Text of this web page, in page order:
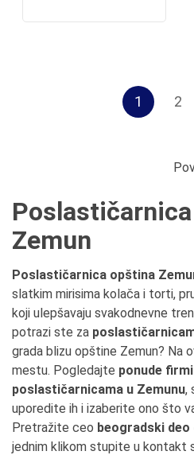
1 2
Zemun
Poslastičarnica opština
slatkim mirisima kolača i torti,
koji ulepšavaju svakodnevne
potrazi ste za
grada blizu opštine Zemun? Na
mestu. Pogledajte ponude firmi
poslastičarnicama u Zemunu,
uporedite ih i izaberite ono što
Pretražite ceo beogradski
jednim klikom stupite u kontakt